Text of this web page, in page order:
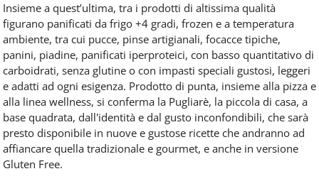
Insieme a quest’ultima, tra i prodotti di altissima qualità
figurano panificati da frigo +4 gradi, frozen e a temperatura
ambiente, tra cui pucce, pinse artigianali, focacce tipiche,
panini, piadine, panificati iperproteici, con basso quantitativo di
carboidrati, senza glutine o con impasti speciali gustosi, leggeri
e adatti ad ogni esigenza. Prodotto di punta, insieme alla pizza e
alla linea wellness, si conferma la Pugliarè, la piccola di casa, a
base quadrata, dall'identità e dal gusto inconfondibili, che sarà
presto disponibile in nuove e gustose ricette che andranno ad
affiancare quella tradizionale e gourmet, e anche in versione
Gluten Free.